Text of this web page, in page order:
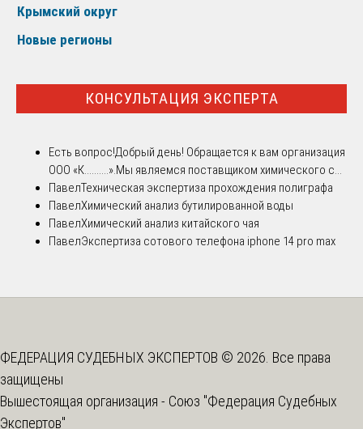
Крымский округ
Новые регионы
КОНСУЛЬТАЦИЯ ЭКСПЕРТА
Есть вопрос!Добрый день! Обращается к вам организация
ООО «К..........».Мы являемся поставщиком химического с...
ПавелТехническая экспертиза прохождения полиграфа
ПавелХимический анализ бутилированной воды
ПавелХимический анализ китайского чая
ПавелЭкспертиза сотового телефона iphone 14 pro max
ФЕДЕРАЦИЯ СУДЕБНЫХ ЭКСПЕРТОВ © 2026. Все права
защищены
Вышестоящая организация - Союз "Федерация Судебных
Экспертов"